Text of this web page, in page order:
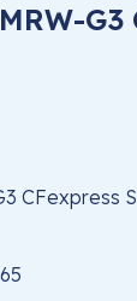
G3
CFexpress